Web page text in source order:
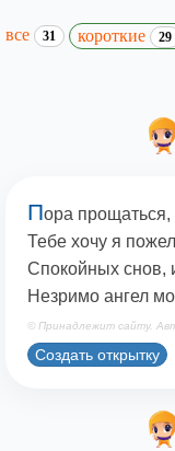
все 31 короткие 29
Пора прощаться,
Тебе хочу я
Спокойных снов,
Незримо ангел
© Принадлежит сайту.
Создать открытку